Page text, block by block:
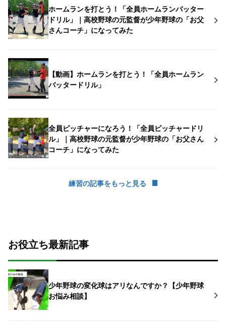
ホームランを打とう！「全員ホームランバッター
ドリル」｜高校野球の元監督が少年野球の「お父
さんコーチ」になってみた
【動画】ホームランを打とう！「全員ホームラン
バッタードリル」
全員ピッチャーになろう！「全員ピッチャードリ
ル」｜高校野球の元監督が少年野球の「お父さん
コーチ」になってみた
練習の記事をもっと見る
お役立ち最新記事
少年野球の変化球はアリなんですか？【少年野球
お悩み相談】